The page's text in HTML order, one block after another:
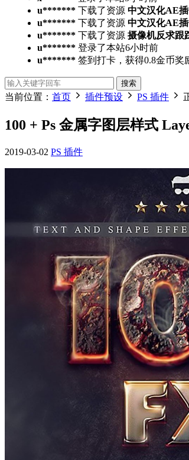
u******* 下载了资源 中文汉化AE
u******* 下载了资源 中文汉化AE
u******* 下载了资源 摄像机反求跟
u******* 登录了本站6小时前
u******* 签到打卡，获得0.8金币奖
搜索
当前位置： 首页 插件预设 PS 插件
100 + Ps 金属字图层样式
2019-03-02 PS 插件